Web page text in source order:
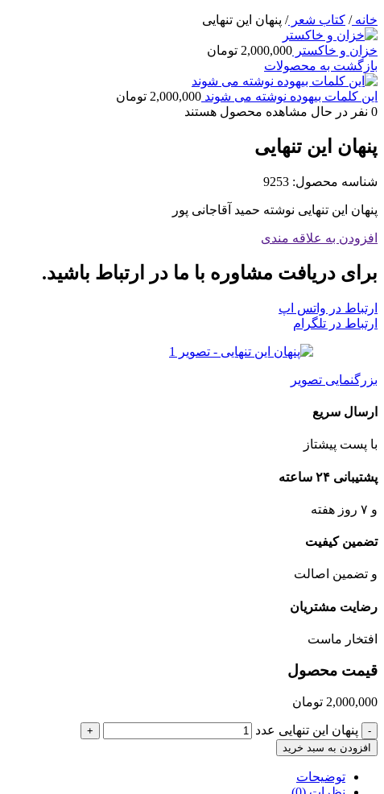
خانه/ کتاب شعر/ پنهان این تنهایی
خزان و خاکستر 2,000,000 تومان
بازگشت به محصولات
این کلمات بیهوده نوشته می شوند 2,000,000 تومان
0 نفر در حال مشاهده محصول هستند
پنهان این تنهایی
شناسه محصول: 9253
پنهان این تنهایی نوشته حمید آقاجانی پور
افزودن به علاقه مندی
برای دریافت مشاوره با ما در ارتباط باشید.
ارتباط در واتس اپ
ارتباط در تلگرام
بزرگنمایی تصویر
ارسال سریع
با پست پیشتاز
پشتیبانی ۲۴ ساعته
و ۷ روز هفته
تضمین کیفیت
و تضمین اصالت
رضایت مشتریان
افتخار ماست
قیمت محصول
2,000,000 تومان
- پنهان این تنهایی عدد
+
افزودن به سبد خرید
توضیحات